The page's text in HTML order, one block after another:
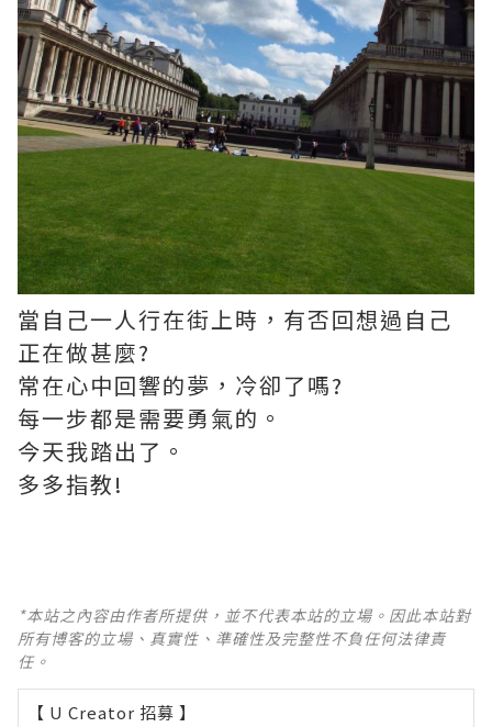
當自己一人行在街上時，有否回想過自己
正在做甚麼?
常在心中回響的夢，冷卻了嗎?
每一步都是需要勇氣的。
今天我踏出了。
多多指教!
*本站之內容由作者所提供，並不代表本站的立場。因此本站對
所有博客的立場、真實性、準確性及完整性不負任何法律責
任。
【 U Creator 招募 】